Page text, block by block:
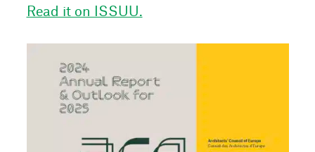
Read it on ISSUU.